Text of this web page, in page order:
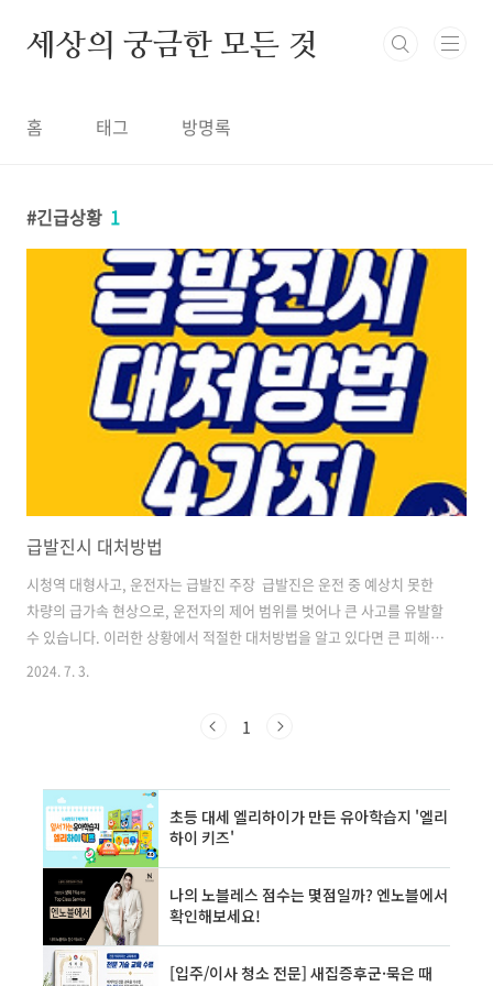
세상의 궁금한 모든 것
홈 태그 방명록
긴급상황 1
급발진시 대처방법
시청역 대형사고, 운전자는 급발진 주장 급발진은 운전 중 예상치 못한
차량의 급가속 현상으로, 운전자의 제어 범위를 벗어나 큰 사고를 유발할
수 있습니다. 이러한 상황에서 적절한 대처방법을 알고 있다면 큰 피해를
줄일 수 있습니다. 미리 알면 덜 불안할 수 있기 때문에 이번에는 급발진
진의 정의와 원인 급발진이란?급발진은 차량이 운전자의 의도와 상관없
원인급발진의 원인은 다양하지만, 주로 다음과 같은 요인들이 있습니
다:⚙️ 전자제어 시스템의 오류: 차량의 전자제어 시스템이 오작동을 일으
킬..
2024. 7. 3.
1